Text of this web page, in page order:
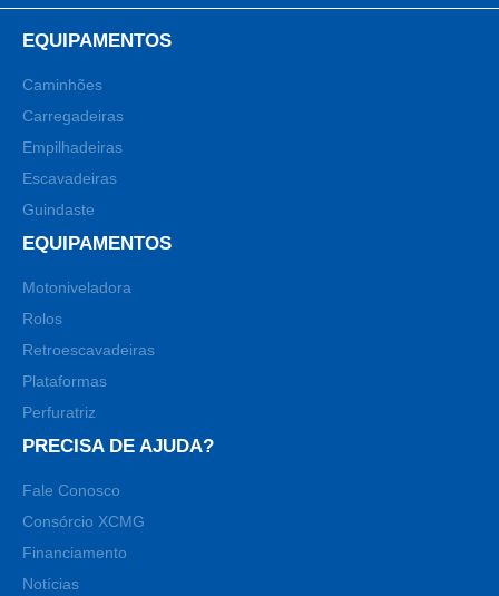
EQUIPAMENTOS
Caminhões
Carregadeiras
Empilhadeiras
Escavadeiras
Guindaste
EQUIPAMENTOS
Motoniveladora
Rolos
Retroescavadeiras
Plataformas
Perfuratriz
PRECISA DE AJUDA?
Fale Conosco
Consórcio XCMG
Financiamento
Notícias